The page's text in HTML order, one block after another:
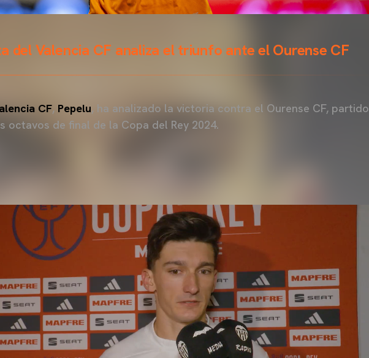
del Valencia CF analiza el triunfo ante el Ourense CF
CF, Pepelu, ha analizado la victoria contra el Ourense CF, partido
octavos de final de la Copa del Rey 2024.